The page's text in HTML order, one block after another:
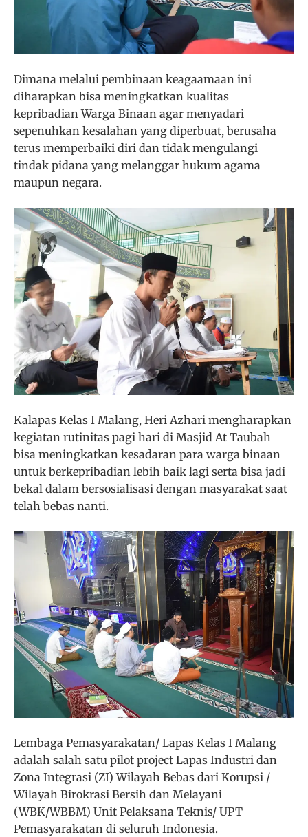
Dimana melalui pembinaan keagaamaan ini
diharapkan bisa meningkatkan kualitas
kepribadian Warga Binaan agar menyadari
sepenuhkan kesalahan yang diperbuat, berusaha
terus memperbaiki diri dan tidak mengulangi
tindak pidana yang melanggar hukum agama
maupun negara.
Kalapas Kelas I Malang, Heri Azhari mengharapkan
kegiatan rutinitas pagi hari di Masjid At Taubah
bisa meningkatkan kesadaran para warga binaan
untuk berkepribadian lebih baik lagi serta bisa jadi
bekal dalam bersosialisasi dengan masyarakat saat
telah bebas nanti.
Lembaga Pemasyarakatan/ Lapas Kelas I Malang
adalah salah satu pilot project Lapas Industri dan
Zona Integrasi (ZI) Wilayah Bebas dari Korupsi /
Wilayah Birokrasi Bersih dan Melayani
(WBK/WBBM) Unit Pelaksana Teknis/ UPT
Pemasyarakatan di seluruh Indonesia.